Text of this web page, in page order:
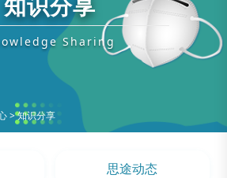
Sharing
>知识分享
思途动态